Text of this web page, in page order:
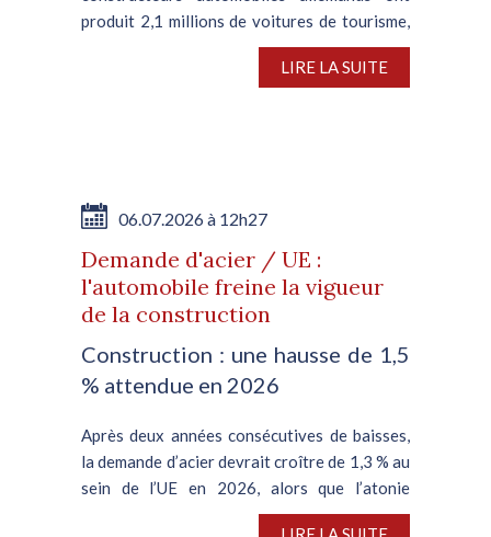
produit 2,1 millions de voitures de tourisme,
soit une contraction de 3 % en glissement
annuel, d’après VDA, l’association nationale
LIRE LA SUITE
06.07.2026 à 12h27
Demande d'acier / UE :
l'automobile freine la vigueur
de la construction
Construction : une hausse de 1,5
% attendue en 2026
Après deux années consécutives de baisses,
la demande d’acier devrait croître de 1,3 % au
sein de l’UE en 2026, alors que l’atonie
persistante de la filière automobile plombe le